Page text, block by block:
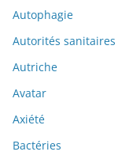
Autophagie
Autorités sanitaires
Autriche
Avatar
Axiété
Bactéries